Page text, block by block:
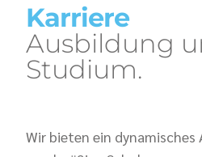
Karriere
Ausbildung
Studium.
Wir bieten ein